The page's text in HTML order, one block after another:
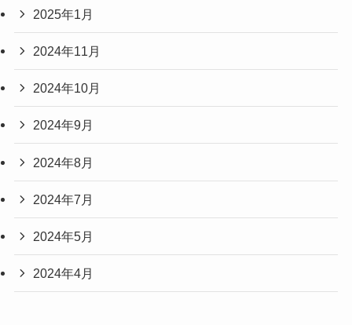
2025年1月
2024年11月
2024年10月
2024年9月
2024年8月
2024年7月
2024年5月
2024年4月